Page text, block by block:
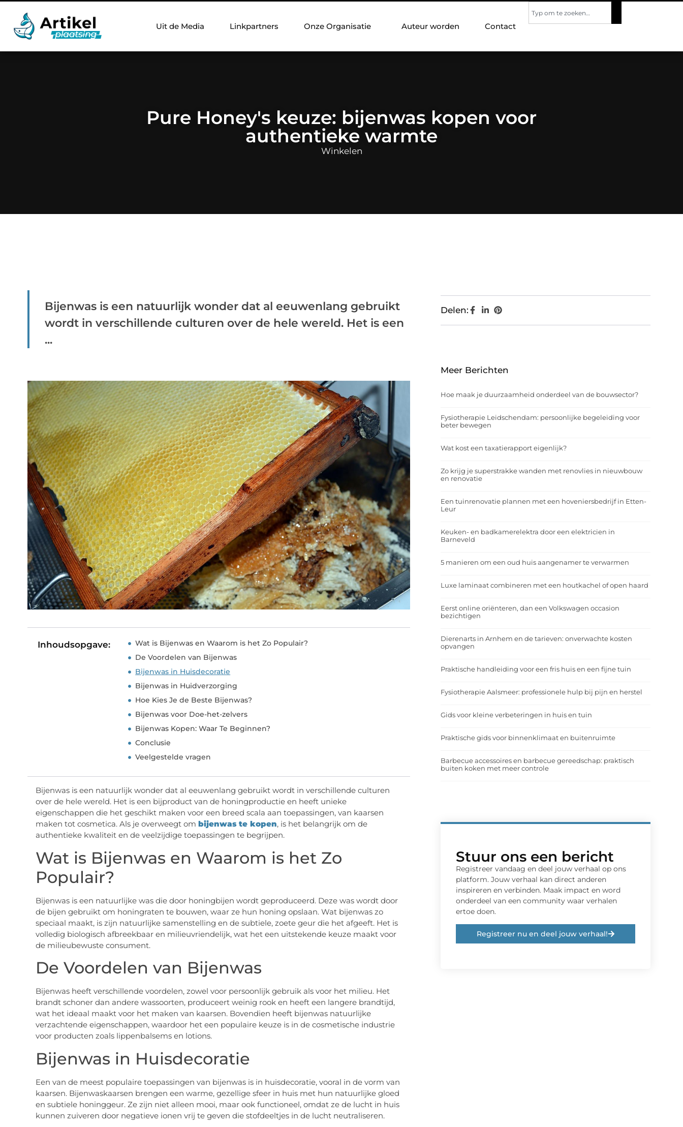
Uit de Media Linkpartners Onze Organisatie Auteur worden Contact
Pure Honey's keuze: bijenwas kopen voor
authentieke warmte
Winkelen
Bijenwas is een natuurlijk wonder dat al eeuwenlang gebruikt
wordt in verschillende culturen over de hele wereld. Het is een
...
Inhoudsopgave:
Wat is Bijenwas en Waarom is het Zo Populair?
De Voordelen van Bijenwas
Bijenwas in Huisdecoratie
Bijenwas in Huidverzorging
Hoe Kies Je de Beste Bijenwas?
Bijenwas voor Doe-het-zelvers
Bijenwas Kopen: Waar Te Beginnen?
Conclusie
Veelgestelde vragen
Bijenwas is een natuurlijk wonder dat al eeuwenlang gebruikt wordt in verschillende culturen
over de hele wereld. Het is een bijproduct van de honingproductie en heeft unieke
eigenschappen die het geschikt maken voor een breed scala aan toepassingen, van kaarsen
maken tot cosmetica. Als je overweegt om bijenwas te kopen, is het belangrijk om de
authentieke kwaliteit en de veelzijdige toepassingen te begrijpen.
Wat is Bijenwas en Waarom is het Zo
Populair?
Bijenwas is een natuurlijke was die door honingbijen wordt geproduceerd. Deze was wordt door
de bijen gebruikt om honingraten te bouwen, waar ze hun honing opslaan. Wat bijenwas zo
speciaal maakt, is zijn natuurlijke samenstelling en de subtiele, zoete geur die het afgeeft. Het is
volledig biologisch afbreekbaar en milieuvriendelijk, wat het een uitstekende keuze maakt voor
de milieubewuste consument.
De Voordelen van Bijenwas
Bijenwas heeft verschillende voordelen, zowel voor persoonlijk gebruik als voor het milieu. Het
brandt schoner dan andere wassoorten, produceert weinig rook en heeft een langere brandtijd,
wat het ideaal maakt voor het maken van kaarsen. Bovendien heeft bijenwas natuurlijke
verzachtende eigenschappen, waardoor het een populaire keuze is in de cosmetische industrie
voor producten zoals lippenbalsems en lotions.
Bijenwas in Huisdecoratie
Een van de meest populaire toepassingen van bijenwas is in huisdecoratie, vooral in de vorm van
kaarsen. Bijenwaskaarsen brengen een warme, gezellige sfeer in huis met hun natuurlijke gloed
en subtiele honinggeur. Ze zijn niet alleen mooi, maar ook functioneel, omdat ze de lucht in huis
kunnen zuiveren door negatieve ionen vrij te geven die stofdeeltjes in de lucht neutraliseren.
Delen:
Meer Berichten
Hoe maak je duurzaamheid onderdeel van de bouwsector?
Fysiotherapie Leidschendam: persoonlijke begeleiding voor
beter bewegen
Wat kost een taxatierapport eigenlijk?
Zo krijg je superstrakke wanden met renovlies in nieuwbouw
en renovatie
Een tuinrenovatie plannen met een hoveniersbedrijf in Etten-
Leur
Keuken- en badkamerelektra door een elektricien in
Barneveld
5 manieren om een oud huis aangenamer te verwarmen
Luxe laminaat combineren met een houtkachel of open haard
Eerst online oriënteren, dan een Volkswagen occasion
bezichtigen
Dierenarts in Arnhem en de tarieven: onverwachte kosten
opvangen
Praktische handleiding voor een fris huis en een fijne tuin
Fysiotherapie Aalsmeer: professionele hulp bij pijn en herstel
Gids voor kleine verbeteringen in huis en tuin
Praktische gids voor binnenklimaat en buitenruimte
Barbecue accessoires en barbecue gereedschap: praktisch
buiten koken met meer controle
Stuur ons een bericht
Registreer vandaag en deel jouw verhaal op ons
platform. Jouw verhaal kan direct anderen
inspireren en verbinden. Maak impact en word
onderdeel van een community waar verhalen
ertoe doen.
Registreer nu en deel jouw verhaal!